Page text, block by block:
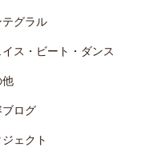
テグラル
イス・ビート・ダンス
他
ブログ
ジェクト